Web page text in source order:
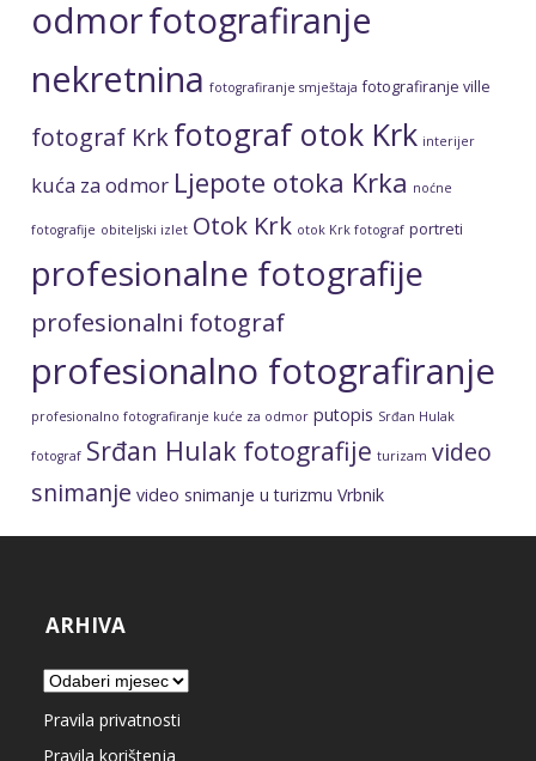
fotografije obiteljski izlet Otok Krk otok Krk fotograf
profesionalne fotografije
profesionalni fotograf
profesionalno fotografiranje
Srđan Hulak fotografije
video
snimanje video snimanje u turizmu Vrbnik
ARHIVA
Pravila privatnosti
KOLAČIĆI
Pravila privatnosti
Postavke kolačića